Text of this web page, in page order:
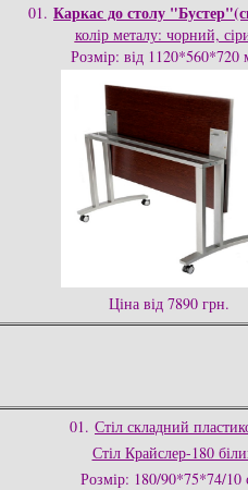
01. Каркас до столу
колір металу: чорний,
Розмір: від 1120*560*720
Ціна від 7890 грн.
01. Стіл складний
Стіл Крайслер-180
Розмір: 180/90*75*74/10